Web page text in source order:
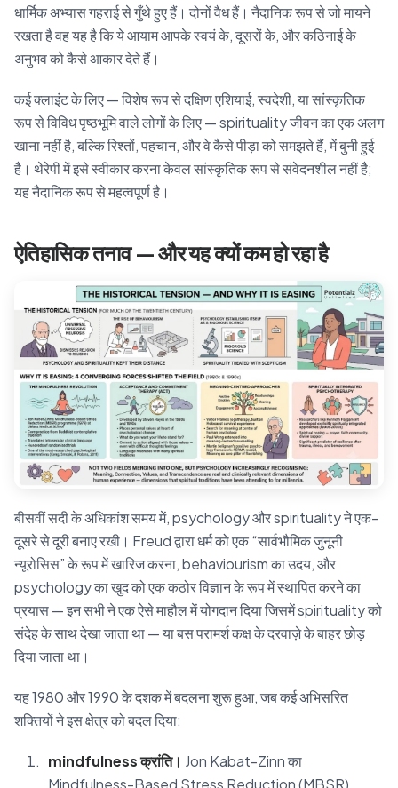
धार्मिक अभ्यास गहराई से गुँथे हुए हैं। दोनों वैध हैं। नैदानिक रूप से जो मायने
रखता है वह यह है कि ये आयाम आपके स्वयं के, दूसरों के, और कठिनाई के
अनुभव को कैसे आकार देते हैं।
कई क्लाइंट के लिए — विशेष रूप से दक्षिण एशियाई, स्वदेशी, या सांस्कृतिक
रूप से विविध पृष्ठभूमि वाले लोगों के लिए — spirituality जीवन का एक अलग
खाना नहीं है, बल्कि रिश्तों, पहचान, और वे कैसे पीड़ा को समझते हैं, में बुनी हुई
है। थेरेपी में इसे स्वीकार करना केवल सांस्कृतिक रूप से संवेदनशील नहीं है;
यह नैदानिक रूप से महत्वपूर्ण है।
ऐतिहासिक तनाव — और यह क्यों कम हो रहा है
बीसवीं सदी के अधिकांश समय में, psychology और spirituality ने एक-
दूसरे से दूरी बनाए रखी। Freud द्वारा धर्म को एक “सार्वभौमिक जुनूनी
न्यूरोसिस” के रूप में खारिज करना, behaviourism का उदय, और
psychology का खुद को एक कठोर विज्ञान के रूप में स्थापित करने का
प्रयास — इन सभी ने एक ऐसे माहौल में योगदान दिया जिसमें spirituality को
संदेह के साथ देखा जाता था — या बस परामर्श कक्ष के दरवाज़े के बाहर छोड़
दिया जाता था।
यह 1980 और 1990 के दशक में बदलना शुरू हुआ, जब कई अभिसरित
शक्तियों ने इस क्षेत्र को बदल दिया:
mindfulness क्रांति। Jon Kabat-Zinn का